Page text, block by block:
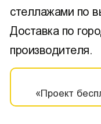
стеллажами по
Доставка по
производителя.
«Проект